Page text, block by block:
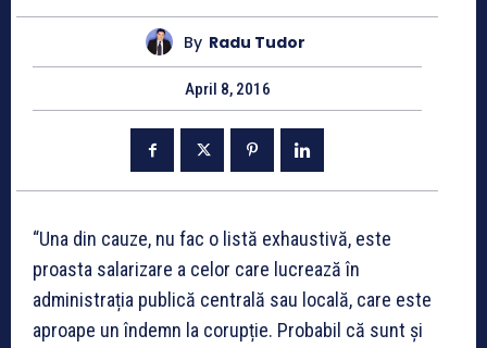
By Radu Tudor
April 8, 2016
“Una din cauze, nu fac o listă exhaustivă, este
proasta salarizare a celor care lucrează în
administrația publică centrală sau locală, care este
aproape un îndemn la corupție. Probabil că sunt și